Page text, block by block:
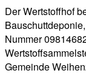
Der Wertstoffhof
Nummer
Gemeinde